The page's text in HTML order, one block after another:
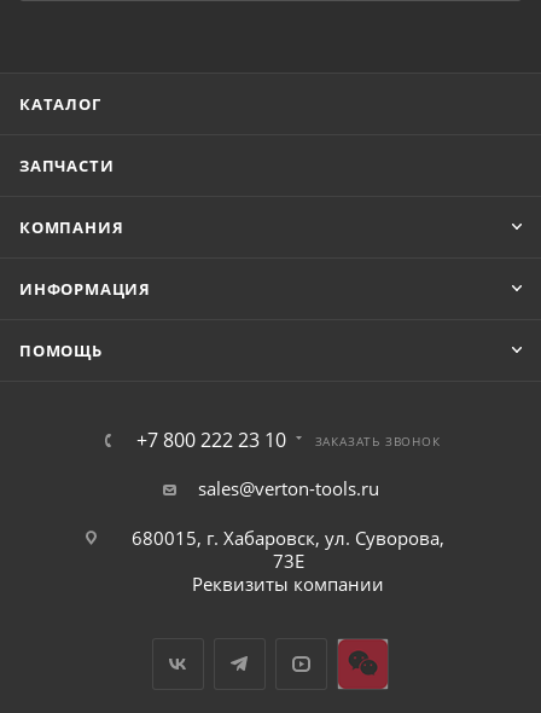
КАТАЛОГ
ЗАПЧАСТИ
КОМПАНИЯ
ИНФОРМАЦИЯ
ПОМОЩЬ
+7 800 222 23 10 ЗАКАЗАТЬ ЗВОНОК
sales@verton-tools.ru
680015, г. Хабаровск, ул. Суворова,
73Е
Реквизиты компании